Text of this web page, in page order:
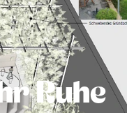
Ruhe